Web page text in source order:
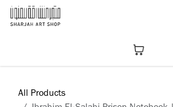
Skip to Content
All Products